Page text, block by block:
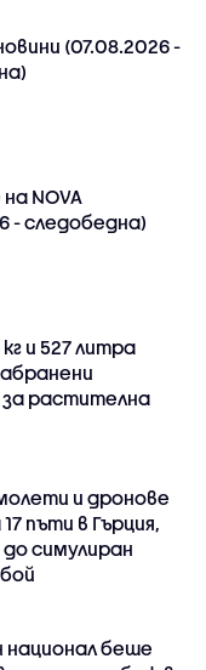
(07.08.2026 -
NOVA
- следобедна)
кг и 527 литра
растителна
и дронове
пъти в Гърция,
симулиран
беше